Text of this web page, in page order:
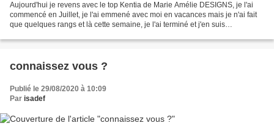
Aujourd'hui je revens avec le top Kentia de Marie Amélie DESIGNS, je l'ai
commencé en Juillet, je l'ai emmené avec moi en vacances mais je n'ai fait
que quelques rangs et là cette semaine, je l'ai terminé et j'en suis
connaissez vous ?
Publié le 29/08/2020 à 10:09
Par isadef